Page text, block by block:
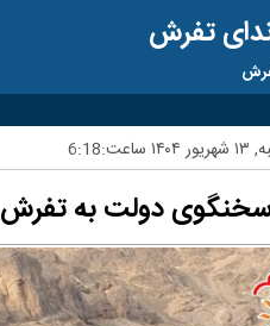
تفرش
دولت به تفرش